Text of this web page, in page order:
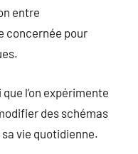
entre
concernée pour
l’on expérimente
des schémas
vie quotidienne.